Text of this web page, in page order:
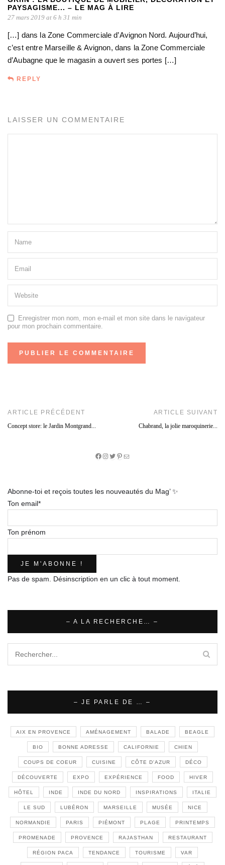
PAYSAGISME... – LE MAG À LIRE
27 mars 2019 at 6 h 31 min
[…] dans la Zone Commerciale d’Avignon Nord. Aujourd’hui,
c’est entre Marseille & Avignon, dans la Zone Commerciale
d’Aubagne que le magasin a ouvert ses portes […]
REPLY
LAISSER UN COMMENTAIRE
Enregistrer mon nom, mon e-mail et mon site dans le navigateur
pour mon prochain commentaire.
ARTICLE PRÉCÉDENT
Concept store: le Jardin Montgrand...
ARTICLE SUIVANT
Chabrand, la jolie maroquinerie...
Facebook
Instagram
Twitter
Pinterest
E-
Abonne-toi et reçois toutes les nouveautés du Mag’ ✨
Ton email*
Ton prénom
Pas de spam. Désinscription en un clic à tout moment.
– A LA RECHERCHE… –
– JE PARLE DE … –
AIX EN PROVENCE AMÉNAGEMENT BALADE BEAGLE
BIO BONNE ADRESSE CALIFORNIE CHIEN
COUPS DE COEUR CUISINE CÔTE D'AZUR DÉCO
DÉCOUVERTE EXPO EXPÉRIENCE FOOD HIVER
HÔTEL INDE INDE DU NORD INSPIRATIONS ITALIE
LE SUD LUBÉRON MARSEILLE MUSÉE NICE
NORMANDIE PARIS PIÉMONT PLAGE PRINTEMPS
PROMENADE PROVENCE RAJASTHAN RESTAURANT
RÉGION PACA TENDANCE TOURISME VAR